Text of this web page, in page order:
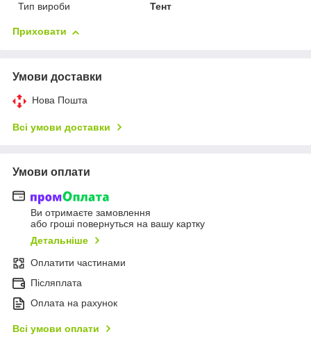
Тип вироби
Тент
Приховати
Умови доставки
Нова Пошта
Всі умови доставки
Умови оплати
Ви отримаєте замовлення
або гроші повернуться на вашу картку
Детальніше
Оплатити частинами
Післяплата
Оплата на рахунок
Всі умови оплати